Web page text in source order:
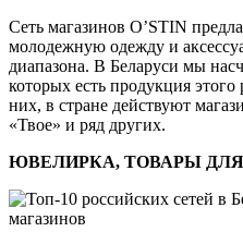
Сеть магазинов O’STIN
молодежную одежду и
диапазона. В Беларуси мы
которых есть продукция
них, в стране действуют
«Твое» и ряд других.
ЮВЕЛИРКА, ТОВАРЫ